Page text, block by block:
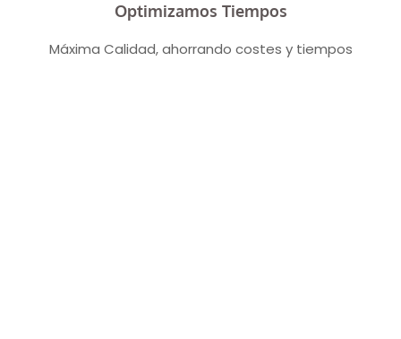
Optimizamos Tiempos
Máxima Calidad, ahorrando costes y tiempos